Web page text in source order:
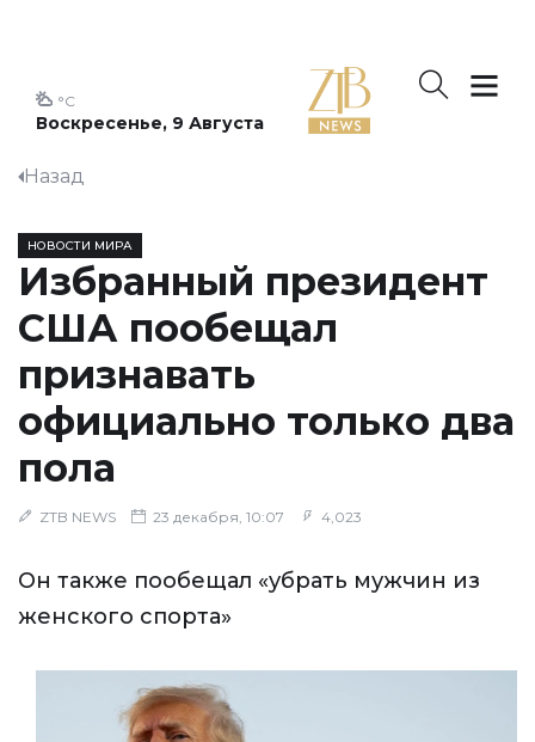
Воскресенье, 9 Августа
°C
Назад
НОВОСТИ МИРА
Избранный президент
США пообещал
признавать
официально только два
пола
ZTB NEWS 23 декабря, 10:07 4,023
Он также пообещал «убрать мужчин из
женского спорта»